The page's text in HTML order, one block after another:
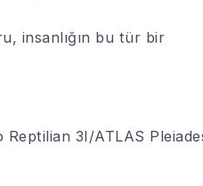
insanlığın bu tür bir